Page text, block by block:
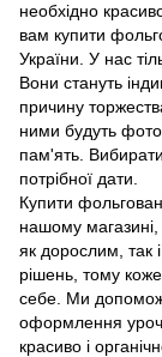
необхідно
вам купити
України. У нас
Вони стануть
причину
ними будуть
пам'ять. Вибирати
потрібної дати.
Купити
нашому магазині,
як дорослим, так
рішень, тому
себе. Ми
оформлення
красиво і